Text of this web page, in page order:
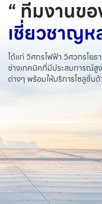
“ ทีมงานขอ
เชี่ยวชาญห
ได้แก่ วิศกรไฟฟ้า วิศวกรโย
ช่างเทคนิคที่มีประสบการณ์สู
ต่างๆ พร้อมให้บริการโซลูชั่น